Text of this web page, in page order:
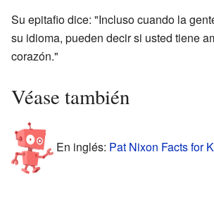
Su epitafio dice: "Incluso cuando la
su idioma, pueden decir si usted tiene
corazón."
Véase también
En inglés: Pat Nixon Facts for